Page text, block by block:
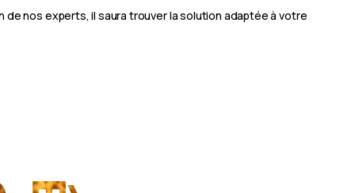
de nos experts, il saura trouver la solution adaptée à votre